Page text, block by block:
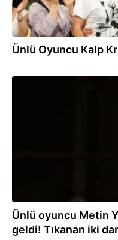
Ünlü Oyuncu Kalp
Ünlü oyuncu Metin
geldi! Tıkanan iki